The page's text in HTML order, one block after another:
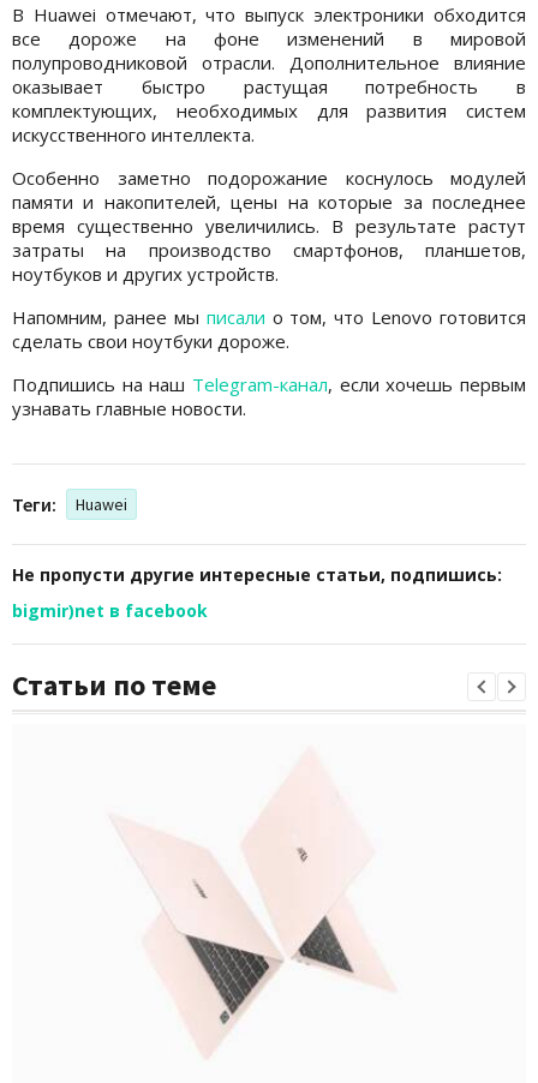
В Huawei отмечают, что выпуск электроники обходится
все дороже на фоне изменений в мировой
полупроводниковой отрасли. Дополнительное влияние
оказывает быстро растущая потребность в
комплектующих, необходимых для развития систем
искусственного интеллекта.
Особенно заметно подорожание коснулось модулей
памяти и накопителей, цены на которые за последнее
время существенно увеличились. В результате растут
затраты на производство смартфонов, планшетов,
ноутбуков и других устройств.
Напомним, ранее мы писали о том, что Lenovo готовится
сделать свои ноутбуки дороже.
Подпишись на наш Telegram-канал, если хочешь первым
узнавать главные новости.
Теги: Huawei
Не пропусти другие интересные статьи, подпишись:
bigmir)net в facebook
Статьи по теме